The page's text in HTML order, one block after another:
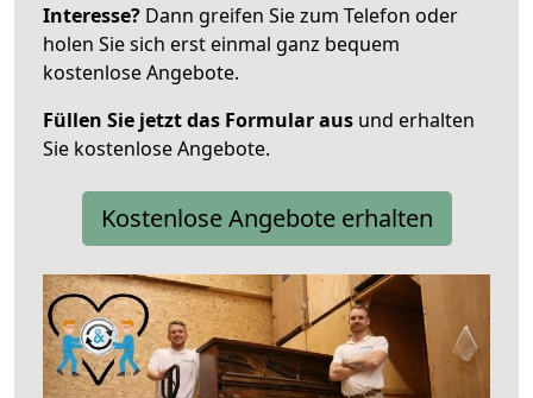
Interesse? Dann greifen Sie zum Telefon oder
holen Sie sich erst einmal ganz bequem
kostenlose Angebote.
Füllen Sie jetzt das Formular aus und erhalten
Sie kostenlose Angebote.
Kostenlose Angebote erhalten